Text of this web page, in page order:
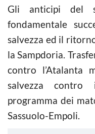
Gli anticipi del
fondamentale
salvezza ed il
la Sampdoria.
contro l’Atalanta
salvezza
programma dei
Sassuolo-Empoli.